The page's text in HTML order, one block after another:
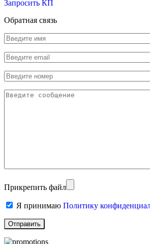
Запросить КП
Обратная связь
Прикрепить файл
Я принимаю Политику